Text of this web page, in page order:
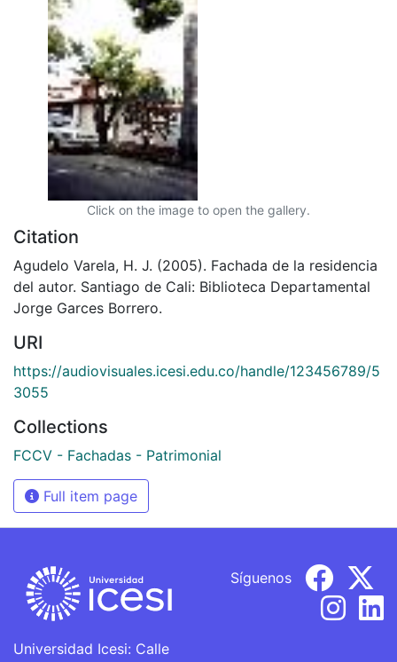
Click on the image to open the gallery.
Citation
Agudelo Varela, H. J. (2005). Fachada de la residencia
del autor. Santiago de Cali: Biblioteca Departamental
Jorge Garces Borrero.
URI
https://audiovisuales.icesi.edu.co/handle/123456789/5
3055
Collections
FCCV - Fachadas - Patrimonial
Full item page
Universidad Icesi: Calle
Síguenos